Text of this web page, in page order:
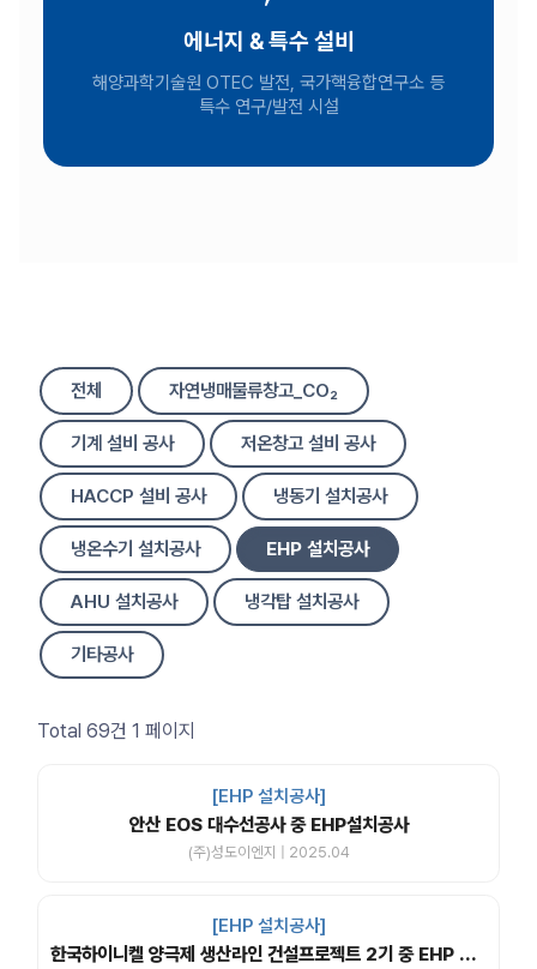
에너지 & 특수 설비
해양과학기술원 OTEC 발전, 국가핵융합연구소 등
특수 연구/발전 시설
전체 자연냉매물류창고_CO₂
기계 설비 공사 저온창고 설비 공사
HACCP 설비 공사 냉동기 설치공사
냉온수기 설치공사 EHP 설치공사
AHU 설치공사 냉각탑 설치공사
기타공사
Total 69건 1 페이지
[EHP 설치공사]
안산 EOS 대수선공사 중 EHP설치공사
(주)성도이엔지 | 2025.04
[EHP 설치공사]
한국하이니켈 양극제 생산라인 건설프로젝트 2기 중 EHP 실외기, 실내기 및 ERV,PAC 납품 설치공사